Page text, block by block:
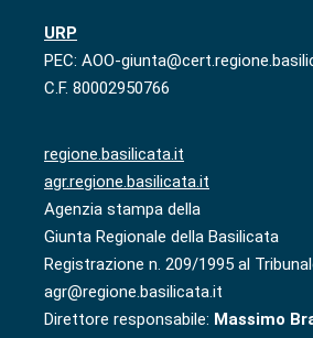
URP
PEC: AOO-
C.F. 80002950766
regione.basilicata.it
agr.regione.basilicata.it
Agenzia stampa della
Giunta Regionale della Basilicata
Registrazione n. 209/1995 al
agr@regione.basilicata.it
Direttore responsabile: Massimo